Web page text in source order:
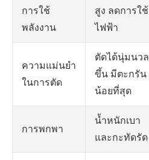
การใช้
พลังงาน
สูง ลดการใช้
ไฟฟ้า
ความแม่นยำ
ในการตัด
ตัดได้นุ่มนวล
ขึ้น มีตะกรัน
น้อยที่สุด
การพกพา
น้ำหนักเบา
และกะทัดรัด